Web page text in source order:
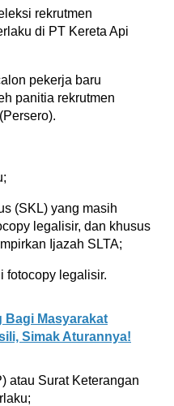
rekrutmen
di PT Kereta Api
pekerja baru
panitia rekrutmen
(SKL) yang masih
legalisir, dan khusus
Ijazah SLTA;
fotocopy legalisir.
Bagi Masyarakat
Simak Aturannya!
atau Surat Keterangan